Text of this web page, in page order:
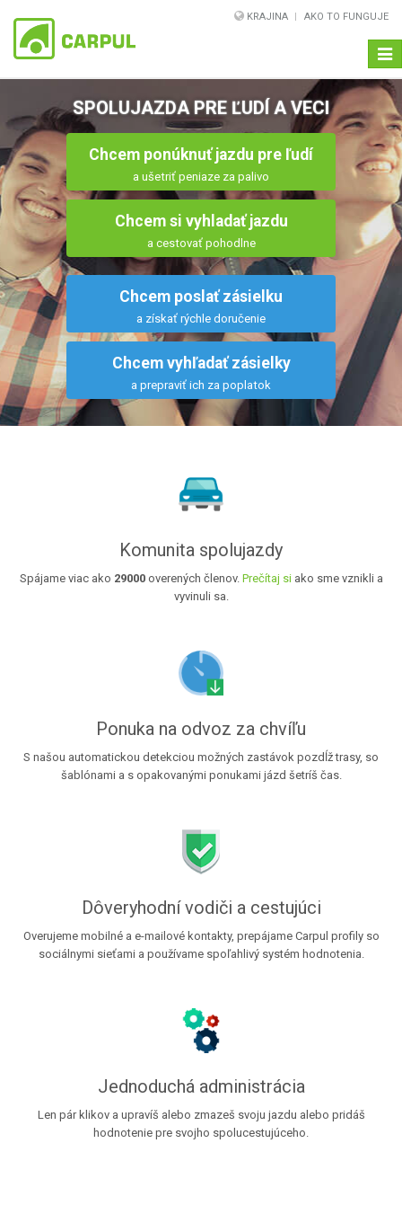
KRAJINA AKO TO FUNGUJE
SPOLUJAZDA PRE ĽUDÍ A VECI
Chcem ponúknuť jazdu pre ľudí
a ušetriť peniaze za palivo
Chcem si vyhladať jazdu
a cestovať pohodlne
Chcem poslať zásielku
a získať rýchle doručenie
Chcem vyhľadať zásielky
a prepraviť ich za poplatok
Komunita spolujazdy
Spájame viac ako 29000 overených členov. Prečítaj si ako sme vznikli a
vyvinuli sa.
Ponuka na odvoz za chvíľu
S našou automatickou detekciou možných zastávok pozdĺž trasy, so
šablónami a s opakovanými ponukami jázd šetríš čas.
Dôveryhodní vodiči a cestujúci
Overujeme mobilné a e-mailové kontakty, prepájame Carpul profily so
sociálnymi sieťami a používame spoľahlivý systém hodnotenia.
Jednoduchá administrácia
Len pár klikov a upravíš alebo zmazeš svoju jazdu alebo pridáš
hodnotenie pre svojho spolucestujúceho.